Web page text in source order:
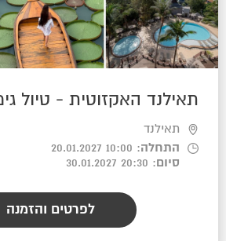
תאילנד האקזוטית - טיול
תאילנד
התחלה: 10:00 20.01.2027
סיום : 20:30 30.01.2027
לפרטים והזמנה